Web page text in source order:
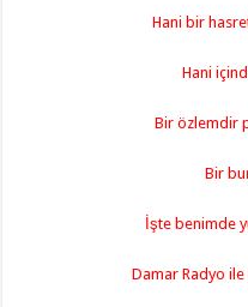
Hani bir
Hani
Bir özlemdir
Bir
İşte benimde
Damar Radyo